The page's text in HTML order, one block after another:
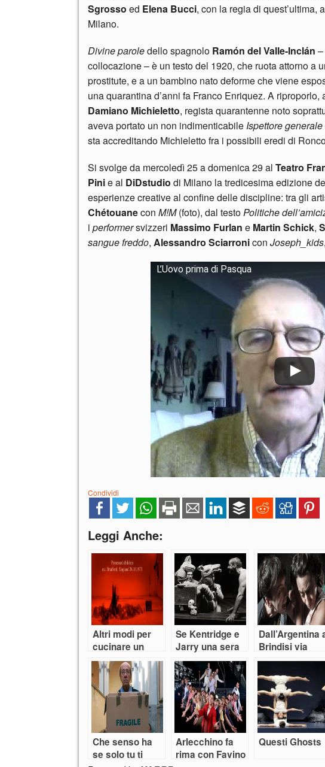
Sgrosso ed Elena Bucci, con la regia di quest’ultima,
Milano.
Divine paroledello spagnolo Ramón del Valle-Inclán
collocazione – è un testo del 1920, che ruota attorno a
prostitute, e a un bambino nato deforme che viene
una quarantina d’anni fa Franco Enriquez. A riproporlo,
Damiano Michieletto, regista quarantenne noto
aveva portato un non indimenticabile Ispettore generale
sta accreditando Michieletto fra i possibili eredi di
Si svolge da mercoledì 25 a domenica 29 al Teatro
Pinie al DiDstudio di Milano la tredicesima edizione
esperienze creative al confine delle discipline: tra gli
Chétouanecon M!M(foto), dal testoPolitiche
i performersvizzeri Massimo Furlan e Martin Schick,
sangue freddo, Alessandro Sciarronicon Joseph_kids
L’Uovo prima di Pasqua
Condividi
Leggi Anche:
Altri modi per
cucinare un
Uovo
Se Kentridge e
Jarry una sera
alla Pergola…
Dall’Argentina
Brindisi via
“Emilia”
Che senso ha
se solo tu ti
Arlecchino fa
rima con Favino
Questi Ghosts